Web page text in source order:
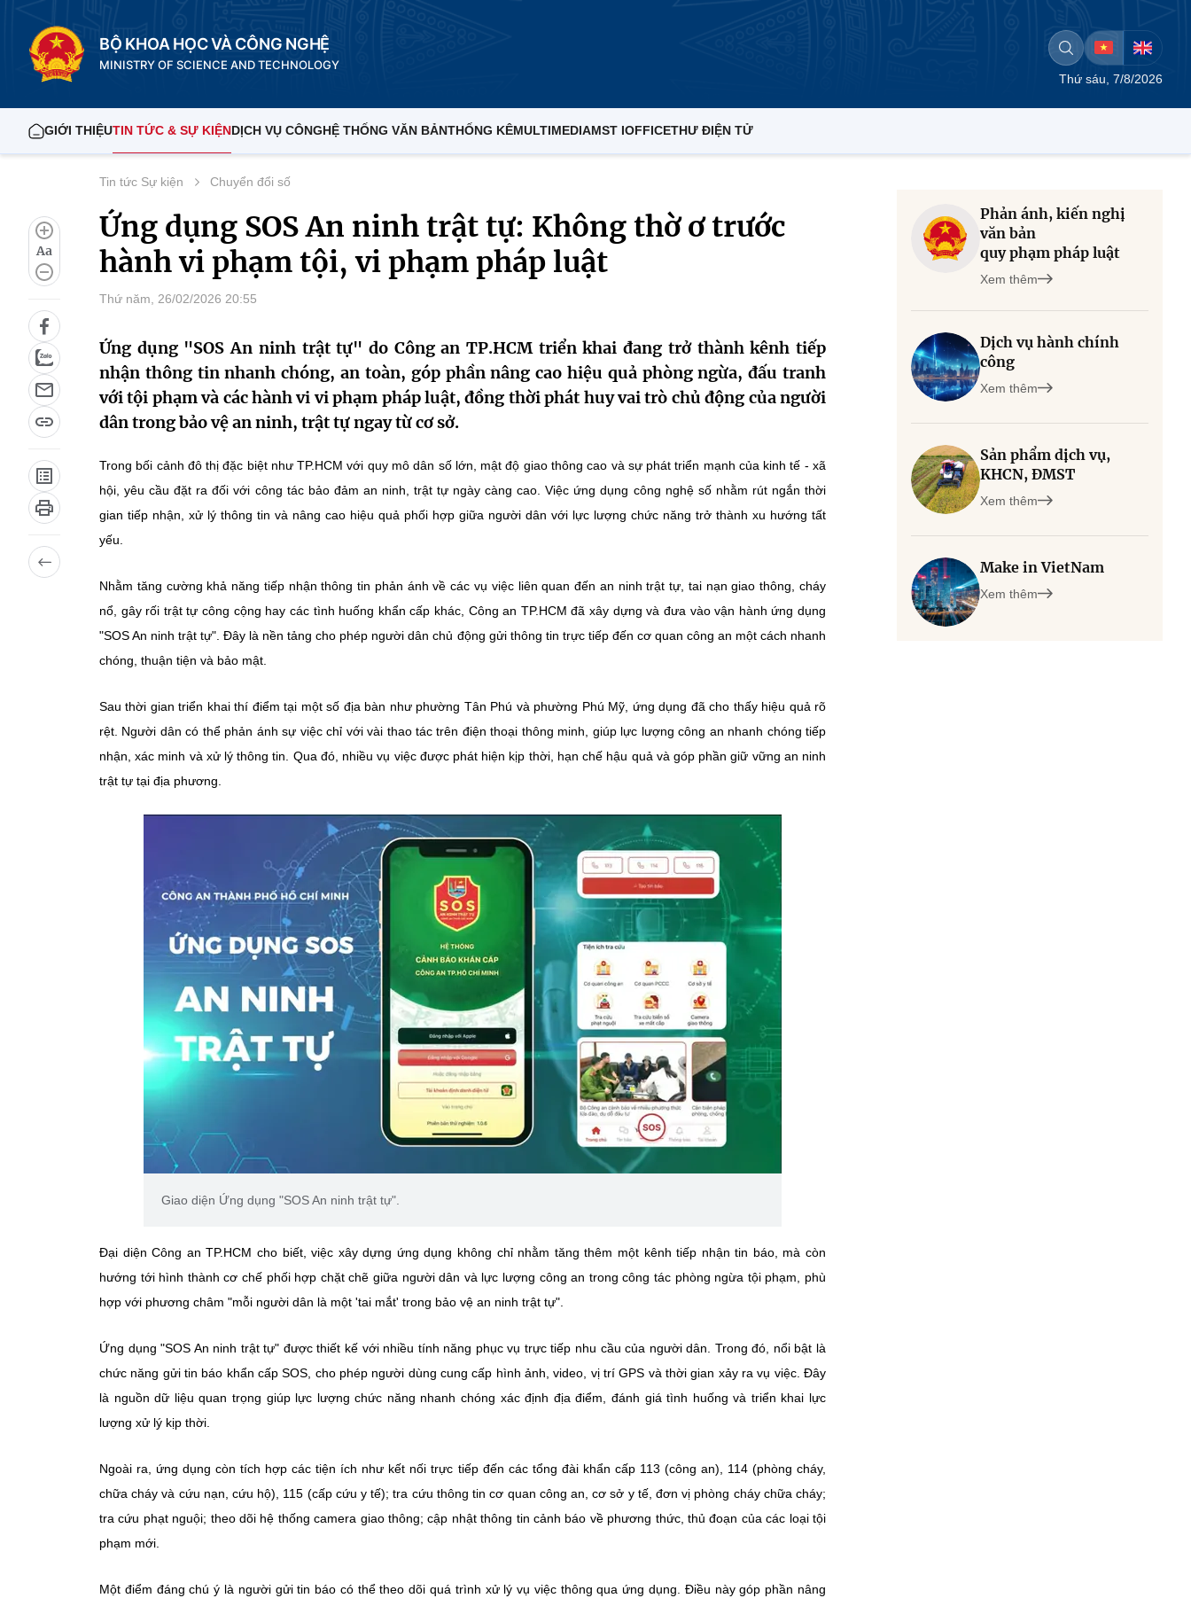
BỘ KHOA HỌC VÀ CÔNG NGHỆ
MINISTRY OF SCIENCE AND TECHNOLOGY
Thứ sáu, 7/8/2026
GIỚI THIỆUTIN TỨC & SỰ KIỆNDỊCH VỤ CÔNGHỆ THỐNG VĂN BẢNTHỐNG KÊMULTIMEDIAMST IOFFICETHƯ ĐIỆN TỬ
Aa
Tin tức Sự kiện Chuyển đổi số
Ứng dụng SOS An ninh trật tự: Không thờ ơ trước
hành vi phạm tội, vi phạm pháp luật
Thứ năm, 26/02/2026 20:55
Ứng dụng "SOS An ninh trật tự" do Công an TP.HCM triển khai đang trở thành kênh tiếp
nhận thông tin nhanh chóng, an toàn, góp phần nâng cao hiệu quả phòng ngừa, đấu tranh
với tội phạm và các hành vi vi phạm pháp luật, đồng thời phát huy vai trò chủ động của người
dân trong bảo vệ an ninh, trật tự ngay từ cơ sở.
Trong bối cảnh đô thị đặc biệt như TP.HCM với quy mô dân số lớn, mật độ giao thông cao và sự phát triển mạnh của kinh tế - xã
hội, yêu cầu đặt ra đối với công tác bảo đảm an ninh, trật tự ngày càng cao. Việc ứng dụng công nghệ số nhằm rút ngắn thời
gian tiếp nhận, xử lý thông tin và nâng cao hiệu quả phối hợp giữa người dân với lực lượng chức năng trở thành xu hướng tất
yếu.
Nhằm tăng cường khả năng tiếp nhận thông tin phản ánh về các vụ việc liên quan đến an ninh trật tự, tai nạn giao thông, cháy
nổ, gây rối trật tự công cộng hay các tình huống khẩn cấp khác, Công an TP.HCM đã xây dựng và đưa vào vận hành ứng dụng
"SOS An ninh trật tự". Đây là nền tảng cho phép người dân chủ động gửi thông tin trực tiếp đến cơ quan công an một cách nhanh
chóng, thuận tiện và bảo mật.
Sau thời gian triển khai thí điểm tại một số địa bàn như phường Tân Phú và phường Phú Mỹ, ứng dụng đã cho thấy hiệu quả rõ
rệt. Người dân có thể phản ánh sự việc chỉ với vài thao tác trên điện thoại thông minh, giúp lực lượng công an nhanh chóng tiếp
nhận, xác minh và xử lý thông tin. Qua đó, nhiều vụ việc được phát hiện kịp thời, hạn chế hậu quả và góp phần giữ vững an ninh
trật tự tại địa phương.
Giao diện Ứng dụng "SOS An ninh trật tự".
Đại diện Công an TP.HCM cho biết, việc xây dựng ứng dụng không chỉ nhằm tăng thêm một kênh tiếp nhận tin báo, mà còn
hướng tới hình thành cơ chế phối hợp chặt chẽ giữa người dân và lực lượng công an trong công tác phòng ngừa tội phạm, phù
hợp với phương châm "mỗi người dân là một 'tai mắt' trong bảo vệ an ninh trật tự".
Ứng dụng "SOS An ninh trật tự" được thiết kế với nhiều tính năng phục vụ trực tiếp nhu cầu của người dân. Trong đó, nổi bật là
chức năng gửi tin báo khẩn cấp SOS, cho phép người dùng cung cấp hình ảnh, video, vị trí GPS và thời gian xảy ra vụ việc. Đây
là nguồn dữ liệu quan trọng giúp lực lượng chức năng nhanh chóng xác định địa điểm, đánh giá tình huống và triển khai lực
lượng xử lý kịp thời.
Ngoài ra, ứng dụng còn tích hợp các tiện ích như kết nối trực tiếp đến các tổng đài khẩn cấp 113 (công an), 114 (phòng cháy,
chữa cháy và cứu nạn, cứu hộ), 115 (cấp cứu y tế); tra cứu thông tin cơ quan công an, cơ sở y tế, đơn vị phòng cháy chữa cháy;
tra cứu phạt nguội; theo dõi hệ thống camera giao thông; cập nhật thông tin cảnh báo về phương thức, thủ đoạn của các loại tội
phạm mới.
Một điểm đáng chú ý là người gửi tin báo có thể theo dõi quá trình xử lý vụ việc thông qua ứng dụng. Điều này góp phần nâng
Phản ánh, kiến nghị
văn bản
quy phạm pháp luật
Xem thêm
Dịch vụ hành chính
công
Xem thêm
Sản phẩm dịch vụ,
KHCN, ĐMST
Xem thêm
Make in VietNam
Xem thêm